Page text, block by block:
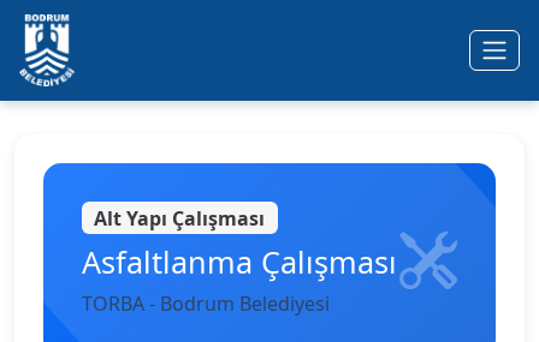
Ana içeriğe geç
Alt Yapı Çalışması
Asfaltlanma Çalışması
TORBA - Bodrum Belediyesi